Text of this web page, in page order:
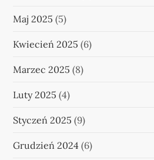
Maj 2025 (5)
Kwiecień 2025 (6)
Marzec 2025 (8)
Luty 2025 (4)
Styczeń 2025 (9)
Grudzień 2024 (6)